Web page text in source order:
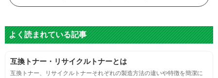
グレースケール
目視検査にて数値測定
よく読まれている記事
互換トナー・リサイクルトナーとは
互換トナー、リサイクルトナーそれぞれの製造方法の違いや特徴を簡潔に